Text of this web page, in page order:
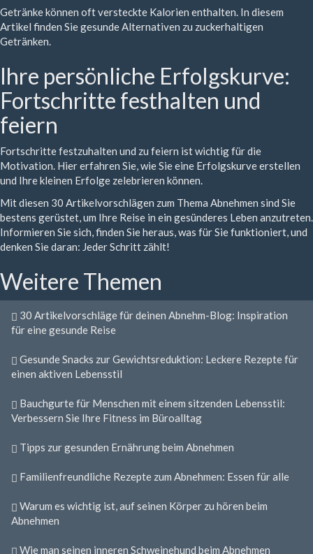
Getränke können oft versteckte Kalorien enthalten. In diesem
Artikel finden Sie gesunde Alternativen zu zuckerhaltigen
Getränken.
Ihre persönliche Erfolgskurve:
Fortschritte festhalten und
feiern
Fortschritte festzuhalten und zu feiern ist wichtig für die
Motivation. Hier erfahren Sie, wie Sie eine Erfolgskurve erstellen
und Ihre kleinen Erfolge zelebrieren können.
Mit diesen 30 Artikelvorschlägen zum Thema Abnehmen sind Sie
bestens gerüstet, um Ihre Reise in ein gesünderes Leben anzutreten.
Informieren Sie sich, finden Sie heraus, was für Sie funktioniert, und
denken Sie daran: Jeder Schritt zählt!
Weitere Themen
30 Artikelvorschläge für deinen Abnehm-Blog: Inspiration
für eine gesunde Reise
Gesunde Snacks zur Gewichtsreduktion: Leckere Rezepte für
einen aktiven Lebensstil
Bauchgurte für Menschen mit einem sitzenden Lebensstil:
Verbessern Sie Ihre Fitness im Büroalltag
Tipps zur gesunden Ernährung beim Abnehmen
Familienfreundliche Rezepte zum Abnehmen: Essen für alle
Warum es wichtig ist, auf seinen Körper zu hören beim
Abnehmen
Wie man seinen inneren Schweinehund beim Abnehmen